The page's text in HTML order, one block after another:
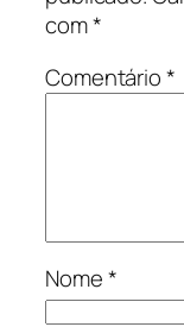
com*
Comentário*
Nome*